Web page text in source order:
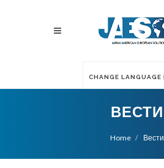
CHANGE LANGUAGE
ВЕСТИ
Home Вести